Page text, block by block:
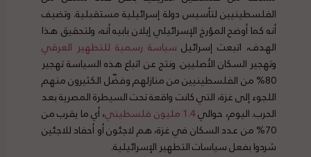
الفلسطينيين لتأسيس دولة إسرائيلية مستقبلية. وتضيف
أنه كما أوضح المؤرخ الإسرائيلي إيلان بابيه أنه، ولتحقيق هذا
الهدف، اتبعت إسرائيل سياسة رسمية للتطهير العرقي
وتهجير السكان الأصليين. ونتج عن اتباع هذه السياسة تهجير
80% من الفلسطينيين من منازلهم وفضّل الكثيرون منهم
اللجوء إلى غزة، التي كانت واقعة تحت السيطرة المصرية بعد
الحرب. اليوم، حوالي1.4 مليونفلسطيني، أي ما يقرب من
70% من عدد السكان في غزة، هم لاجئون أو أحفاد للاجئين
شردوا بفعل سياسات التطهير الإسرائيلية.